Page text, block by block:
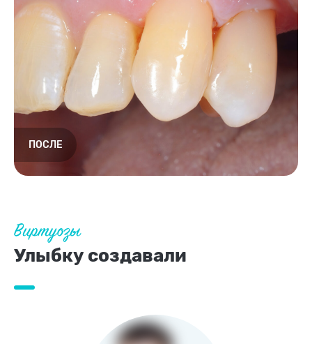
Виртуозы
Улыбку создавали